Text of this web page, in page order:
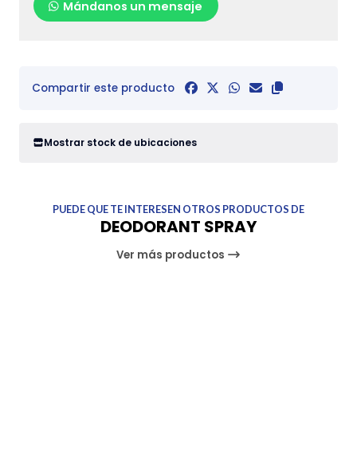
Mándanos un mensaje
Compartir este producto
Mostrar stock de ubicaciones
PUEDE QUE TE INTERESEN OTROS PRODUCTOS DE
DEODORANT SPRAY
Ver más productos